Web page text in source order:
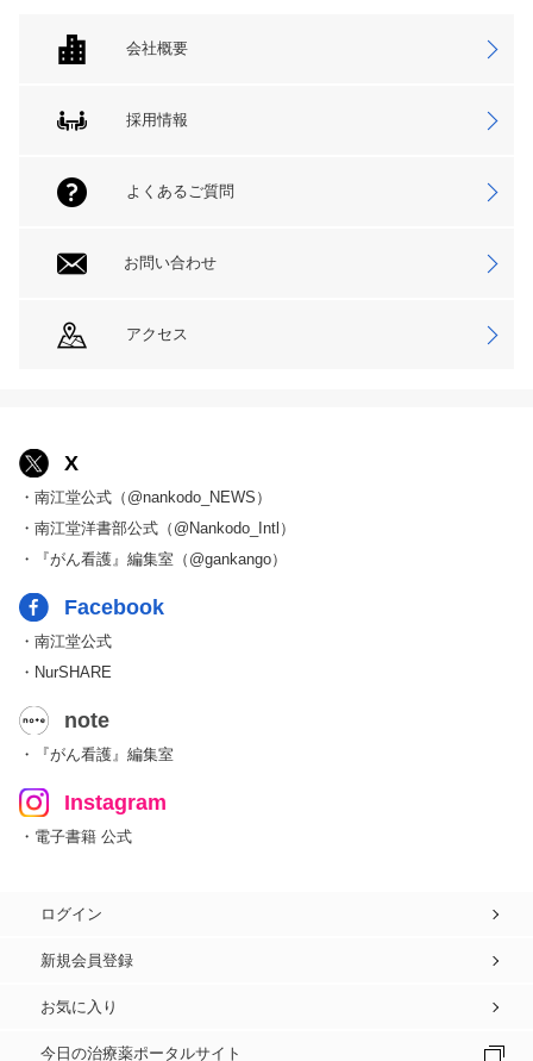
会社概要
採用情報
よくあるご質問
お問い合わせ
アクセス
X
・南江堂公式（@nankodo_NEWS）
・南江堂洋書部公式（@Nankodo_Intl）
・『がん看護』編集室（@gankango）
Facebook
・南江堂公式
・NurSHARE
note
・『がん看護』編集室
Instagram
・電子書籍 公式
ログイン
新規会員登録
お気に入り
今日の治療薬ポータルサイト